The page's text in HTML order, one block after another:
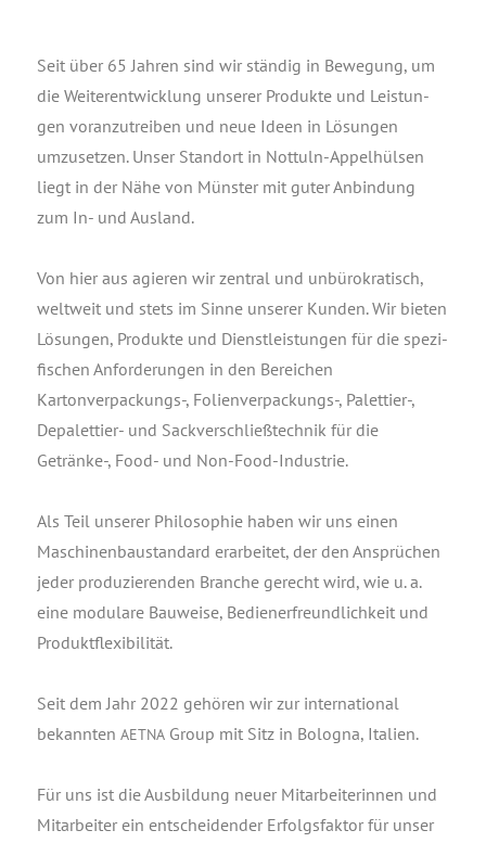
Seit über 65 Jah­ren sind wir stän­dig in Bewe­gung, um
die Wei­ter­ent­wick­lung unse­rer Pro­duk­te und Leis­tun­
gen vor­an­zu­trei­ben und neue Ideen in Lösun­gen
umzu­set­zen. Unser Stand­ort in Not­tuln-Appel­hül­sen
liegt in der Nähe von Müns­ter mit guter Anbin­dung
zum In- und Ausland.
Von hier aus agie­ren wir zen­tral und unbü­ro­kra­tisch,
welt­weit und stets im Sin­ne unse­rer Kun­den. Wir bie­ten
Lösun­gen, Pro­duk­te und Dienst­leis­tun­gen für die spe­zi­
fi­schen Anfor­de­run­gen in den Berei­chen
Kartonverpackungs‑, Folienverpackungs‑, Palettier‑,
Depa­let­tier- und Sack­ver­schließ­tech­nik für die
Getränke‑, Food- und Non-Food-Industrie.
Als Teil unse­rer Phi­lo­so­phie haben wir uns einen
Maschi­nen­bau­stan­dard erar­bei­tet, der den Ansprü­chen
jeder pro­du­zie­ren­den Bran­che gerecht wird, wie u. a.
eine modu­la­re Bau­wei­se, Bedie­ner­freund­lich­keit und
Produktflexibilität.
Seit dem Jahr 2022 gehö­ren wir zur inter­na­tio­nal
bekann­tenAETNA Group mit Sitz in Bolo­gna, Italien.
Für uns ist die Aus­bil­dung neu­er Mit­ar­bei­te­rin­nen und
Mit­ar­bei­ter ein ent­schei­den­der Erfolgs­fak­tor für unser